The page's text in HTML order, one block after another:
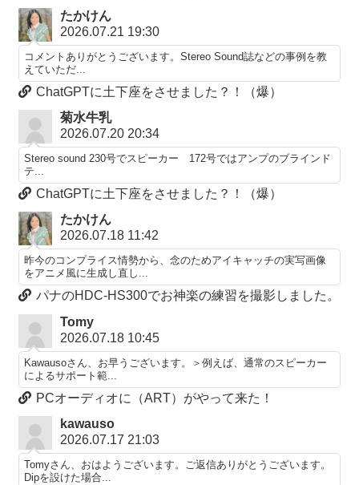
たかけん
2026.07.21 19:30
コメントありがとうございます。Stereo Sound誌などの事例を教
えていただ...
ChatGPTに土下座をさせました？！（爆）
菊水牛乳
2026.07.20 20:34
Stereo sound 230号でスピーカー 172号ではアンプのブラインド
テ...
ChatGPTに土下座をさせました？！（爆）
たかけん
2026.07.18 11:42
昨今のコンプライス情勢から、念のためアイキャッチの実写画像
をアニメ風に生成し直し...
パナのHDC-HS300でお神楽の練習を撮影しました。
Tomy
2026.07.18 10:45
Kawausoさん、お早うございます。＞例えば、通常のスピーカー
によるサポート範...
PCオーディオに（ART）がやって来た！
kawauso
2026.07.17 21:03
Tomyさん、おはようございます。ご返信ありがとうございます。
Dipを設けた場合...